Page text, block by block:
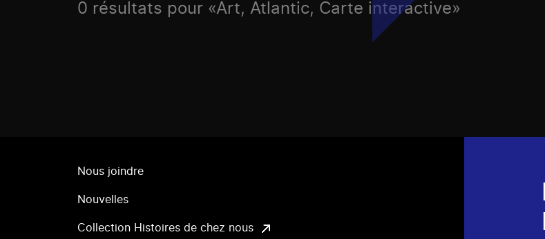
0 résultats pour «Art, Atlantic, Carte interactive»
Nous joindre
Nouvelles
Collection Histoires de chez nous